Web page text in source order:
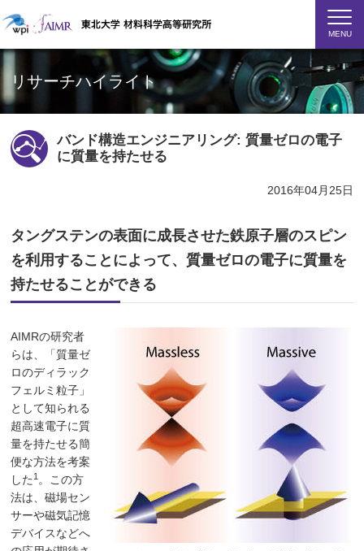
MENU
リサーチハイライト
バンド構造エンジニアリング: 質量ゼロの電子
に質量を持たせる
2016年04月25日
タングステンの表面に成長させた鉄原子層のスピン
を利用することによって、質量ゼロの電子に質量を
持たせることができる
AIMRの研究者
らは、「質量ゼ
ロのディラック
フェルミ粒子」
として知られる
超高速電子に質
量を持たせる簡
便な方法を考案
した1 。この方
法は、磁場セン
サーや磁気記憶
デバイスなどへ